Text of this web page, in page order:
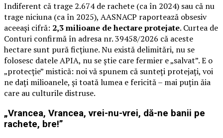
Indiferent că trage 2.674 de rachete (ca în 2024) sau că nu
trage niciuna (ca în 2025), AASNACP raportează obsesiv
aceeași cifră: 2,3 milioane de hectare protejate. Curtea de
Conturi confirmă în adresa nr. 39458/2026 că aceste
hectare sunt pură ficțiune. Nu există delimitări, nu se
folosesc datele APIA, nu se știe care fermier e „salvat”. E o
„protecție” mistică: noi vă spunem că sunteți protejați, voi
ne dați milioanele, și toată lumea e fericită – mai puțin ăia
care au culturile distruse.
„Vrancea, Vrancea, vrei-nu-vrei, dă-ne banii pe
rachete, bre!”